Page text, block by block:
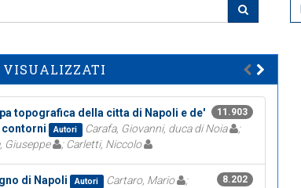
11.903
topografica della citta di Napoli e de'
contorni
Autori Carafa, Giovanni, duca di Noia
;
Giuseppe
; Carletti, Niccolo
8.202
di Napoli Autori Cartaro, Mario
;